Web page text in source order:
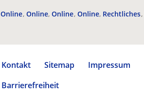
Online Online Online Online Rechtliches
Kontakt Sitemap Impressum
Barrierefreiheit